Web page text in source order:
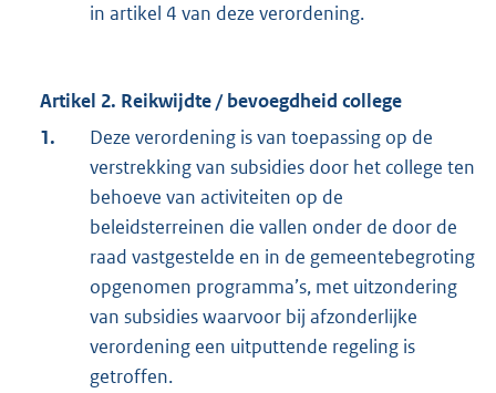
in artikel 4 van deze verordening.
Artikel 2. Reikwijdte / bevoegdheid college
1.
Deze verordening is van toepassing op de
verstrekking van subsidies door het college ten
behoeve van activiteiten op de
beleidsterreinen die vallen onder de door de
raad vastgestelde en in de gemeentebegroting
opgenomen programma’s, met uitzondering
van subsidies waarvoor bij afzonderlijke
verordening een uitputtende regeling is
getroffen.